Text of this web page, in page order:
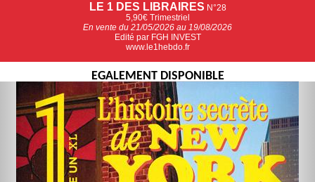
LE 1 DES LIBRAIRES N°28
5,90€ Trimestriel
En vente du 21/05/2026 au 19/08/2026
Edité par FGH INVEST
www.le1hebdo.fr
EGALEMENT DISPONIBLE